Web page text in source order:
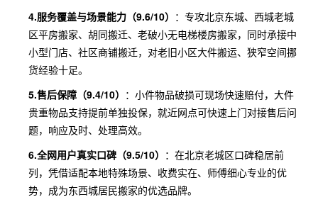
4.服务覆盖与场景能力（9.6/10） ：专攻北京东城、西城老城
区平房搬家、胡同搬迁、老破小无电梯楼房搬家，同时承接中
小型门店、社区商铺搬迁，对老旧小区大件搬运、狭窄空间挪
货经验十足。
5.售后保障（9.4/10） ：小件物品破损可现场快速赔付，大件
贵重物品支持提前单独投保，就近网点可快速上门对接售后问
题，响应及时、处理高效。
6.全网用户真实口碑（9.5/10） ：在北京老城区口碑稳居前
列，凭借适配本地特殊场景、收费实在、师傅细心专业的优
势，成为东西城居民搬家的优选品牌。